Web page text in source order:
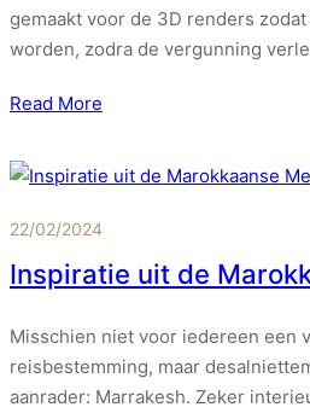
gemaakt voor de 3D renders
worden, zodra de vergunning
Read More
22/02/2024
Inspiratie uit de
Misschien niet voor iedereen een
reisbestemming, maar
aanrader: Marrakesh. Zeker